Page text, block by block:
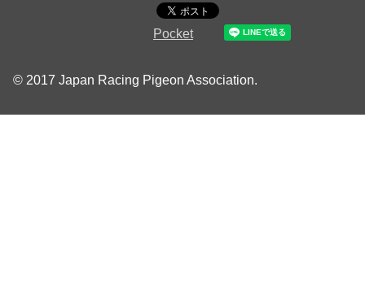
Pocket
© 2017 Japan Racing Pigeon Association.